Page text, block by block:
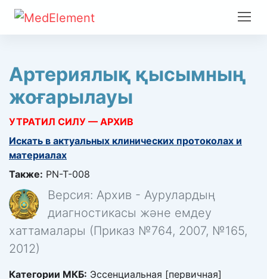
Артериялық қысымның
жоғарылауы
УТРАТИЛ СИЛУ — АРХИВ
Искать в актуальных клинических протоколах и
материалах
Также: PN-T-008
Версия: Архив - Аурулардың
диагностикасы және емдеу
хаттамалары (Приказ №764, 2007, №165,
2012)
Категории МКБ: Эссенциальная [первичная]